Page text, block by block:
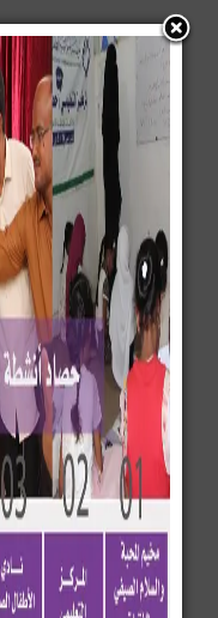
قطاع
مؤسسة بسمة تدشّن
الطفل في مديرية
دشّنت مؤسسة بسمة
قدرات الطفل في عدد
سيئون منطقتي
أجواء من الفرح